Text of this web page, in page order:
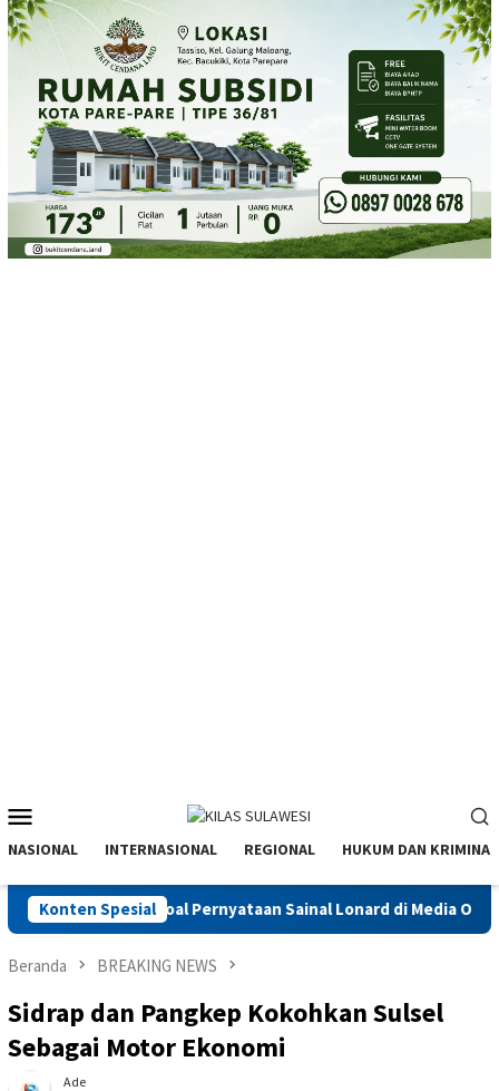
Loncat
ke
Mobile
NASIONAL INTERNASIONAL REGIONAL HUKUM DAN KRIMINAL
Konten Spesial
Jawab soal Pernyataan Sainal Lonard di Media Online
Beranda BREAKING NEWS
Sidrap dan Pangkep Kokohkan Sulsel
Sebagai Motor Ekonomi
Ade